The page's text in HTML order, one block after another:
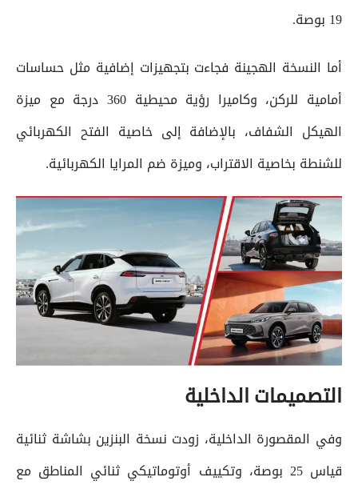
19 بوصة.
أما النسخة الهجينة فجاءت بتجهيزات إضافية مثل حساسات
أمامية للركن، وكاميرا رؤية محيطية 360 درجة مع ميزة
الهيكل الشفاف، بالإضافة إلى خاصية الفتح الكهربائي
للشنطة بخاصية الاقتراب، وميزة ضم المرايا الكهربائية.
التصميمات الداخلية
وفي المقصورة الداخلية، زودت نسخة البنزين بشاشة ثنائية
قياس 25 بوصة، وتكييف أوتوماتيكي ثنائي المناطق مع